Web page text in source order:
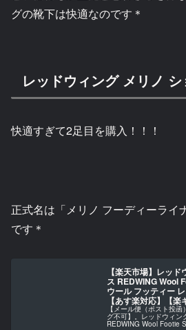
グの靴下は快適なのです＊
レッドウィング メリノ
快適すぎて2足目を購入！！！
正式名は「メリノ フーディーライ
です＊
【楽天市場】レッ
ス REDWING Wool
ウール フッティー
【あす楽対応】【
【メール便（ポスト投
グ不可】。レッドウィン
REDWING Wool Footie